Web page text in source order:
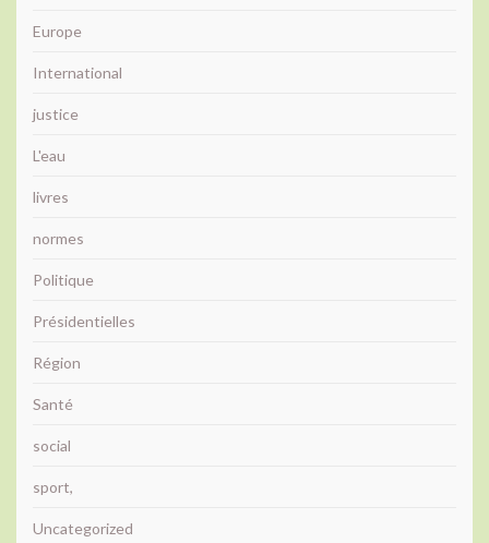
Europe
International
justice
L'eau
livres
normes
Politique
Présidentielles
Région
Santé
social
sport,
Uncategorized